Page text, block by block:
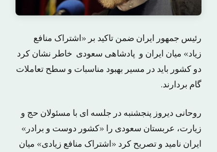
رئیس جمهور ایران ضمن تاکید بر «اشتراک منافع
زیاد» میان ایران و پادشاهی سعودی خاطر نشان کرد
دو کشور باید در مسیر بهبود مناسبات و سطح تعاملات
گام بردارند.
روحانی دیروز پنجشنبه در جلسه ای با مسئولان حج و
زیارت، عربستان سعودی را «کشور دوست و برادر»
ایران نامید و تصریح کرد «اشتراک منافع زیادی» میان